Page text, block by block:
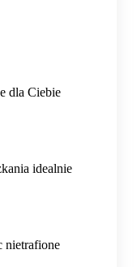
dla Ciebie
idealnie
nietrafione